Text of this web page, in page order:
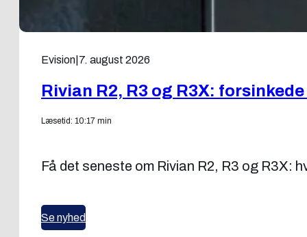
Evision 7. august 2026
Rivian R2, R3 og R3X:
Læsetid: 10:17 min
Få det seneste om Rivian R2, R3 og R3X:
Se nyhed